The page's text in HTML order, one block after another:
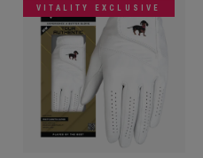
VITALITY EXCLUSIVE